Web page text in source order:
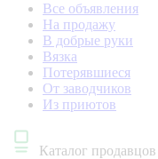
Все объявления
На продажу
В добрые руки
Вязка
Потерявшиеся
От заводчиков
Из приютов
Каталог продавцов